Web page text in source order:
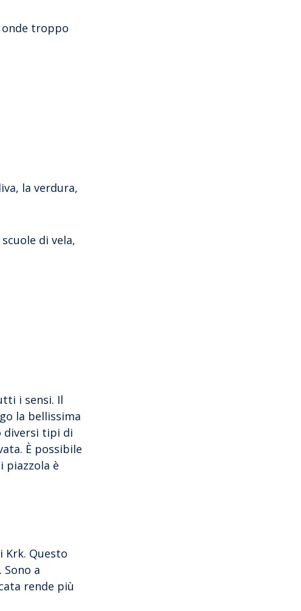
troppo
la verdura,
di vela,
i sensi. Il
la bellissima
diversi tipi di
È possibile
piazzola è
Questo
a
rende più